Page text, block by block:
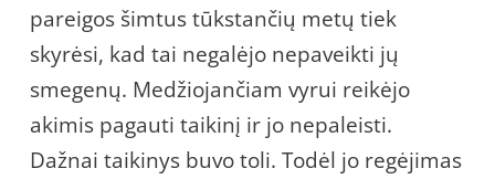
pareigos šimtus tūkstančių metų tiek
skyrėsi, kad tai negalėjo nepaveikti jų
smegenų. Medžiojančiam vyrui reikėjo
akimis pagauti taikinį ir jo nepaleisti.
Dažnai taikinys buvo toli. Todėl jo regėjimas